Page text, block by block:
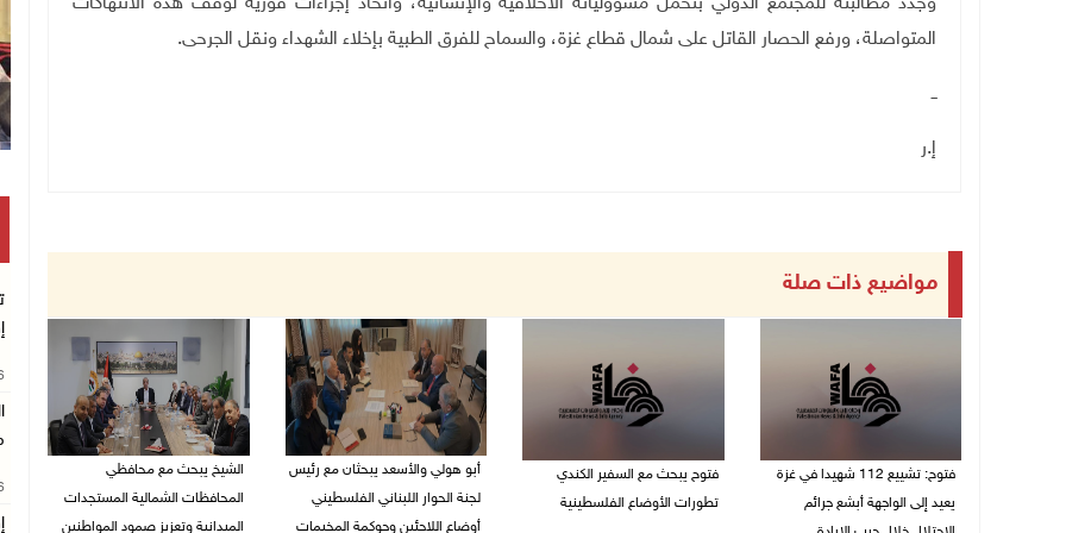
المتواصلة، ورفع الحصار القاتل على شمال قطاع غزة، والسماح للفرق الطبية بإخلاء الشهداء ونقل الجرحى.
ــ
إ.ر
مواضيع ذات صلة
فتوح: تشييع 112 شهيدا في غزة
يعيد إلى الواجهة أبشع جرائم
فتوح يبحث مع السفير الكندي
تطورات الأوضاع الفلسطينية
أبو هولي والأسعد يبحثان مع رئيس
لجنة الحوار اللبناني الفلسطيني
أوضاع اللاجئين وحوكمة المخيمات
الشيخ يبحث مع محافظي
المحافظات الشمالية المستجدات
الميدانية وتعزيز صمود المواطنين